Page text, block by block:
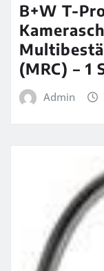
B+W T-
(MRC) – 1
Admin